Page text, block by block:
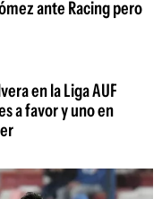
ante Racing pero
en la Liga AUF
a favor y uno en